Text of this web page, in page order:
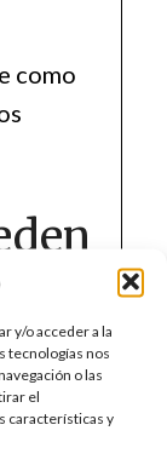
y/o acceder a la
tecnologías nos
o las
el
características y
como
y